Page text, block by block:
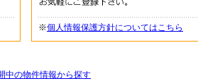
※個人情報保護方針についてはこちら
中の物件情報から探す